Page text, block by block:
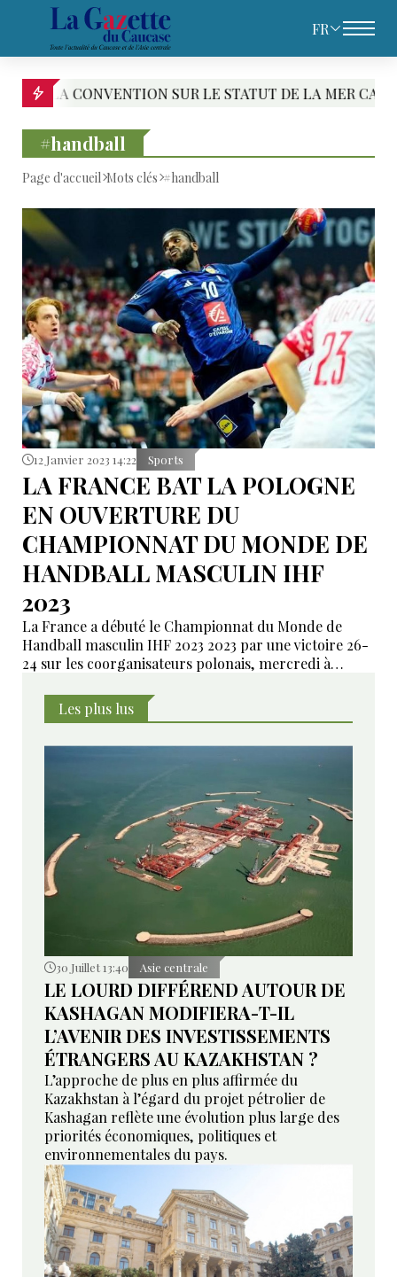
FR
SUR LE STATUT DE LA MER CASPIENNE :
#handball
Page d'accueil Mots clés #handball
12 Janvier 2023 14:22 Sports
LA FRANCE BAT LA POLOGNE
EN OUVERTURE DU
CHAMPIONNAT DU MONDE DE
HANDBALL MASCULIN IHF
2023
La France a débuté le Championnat du Monde de
Handball masculin IHF 2023 2023 par une victoire 26-
24 sur les coorganisateurs polonais, mercredi à
Les plus lus
30 Juillet 13:40 Asie centrale
LE LOURD DIFFÉREND AUTOUR DE
KASHAGAN MODIFIERA-T-IL
L’AVENIR DES INVESTISSEMENTS
ÉTRANGERS AU KAZAKHSTAN ?
L’approche de plus en plus affirmée du
Kazakhstan à l’égard du projet pétrolier de
Kashagan reflète une évolution plus large des
priorités économiques, politiques et
environnementales du pays.